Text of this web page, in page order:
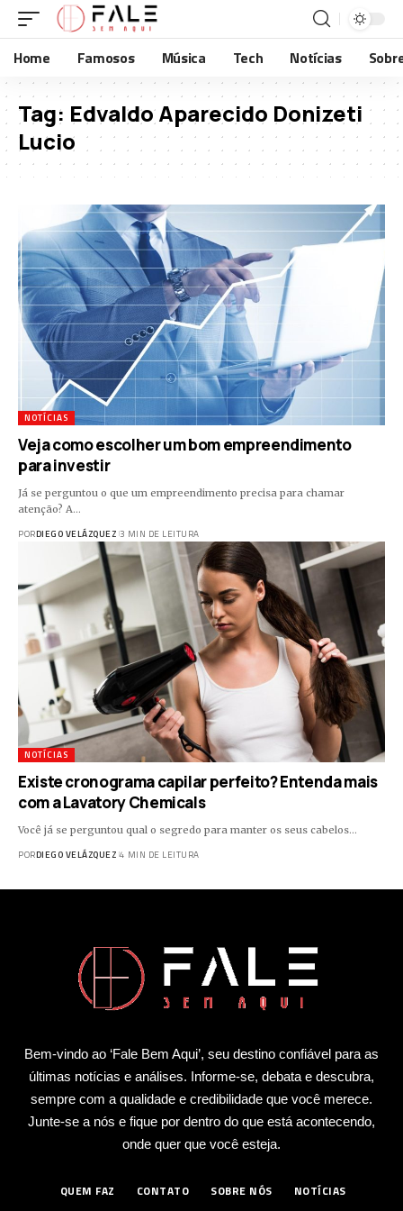
Home Famosos Música Tech Notícias
Tag: Edvaldo Aparecido Donizeti
Lucio
NOTÍCIAS
Veja como escolher um bom empreendimento
para investir
Já se perguntou o que um empreendimento precisa para chamar
atenção? A…
PORDIEGO VELÁZQUEZ 3 MIN DE LEITURA
NOTÍCIAS
Existe cronograma capilar perfeito? Entenda mais
com a Lavatory Chemicals
Você já se perguntou qual o segredo para manter os seus cabelos…
PORDIEGO VELÁZQUEZ 4 MIN DE LEITURA
Bem-vindo ao ‘Fale Bem Aqui’, seu destino confiável para as
últimas notícias e análises. Informe-se, debata e descubra,
sempre com a qualidade e credibilidade que você merece.
Junte-se a nós e fique por dentro do que está acontecendo,
onde quer que você esteja.
QUEM FAZ CONTATO SOBRE NÓS NOTÍCIAS